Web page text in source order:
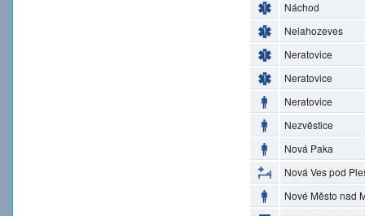
Náchod
Nelahozeves
Neratovice
Neratovice
Neratovice
Nezvěstice
Nová Paka
Nová Ves pod
Nové Město nad